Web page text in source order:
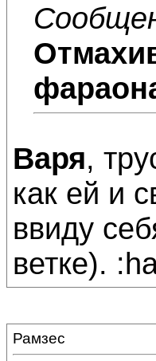
Варя,
как ей и
ввиду
ветке).
Рамзес